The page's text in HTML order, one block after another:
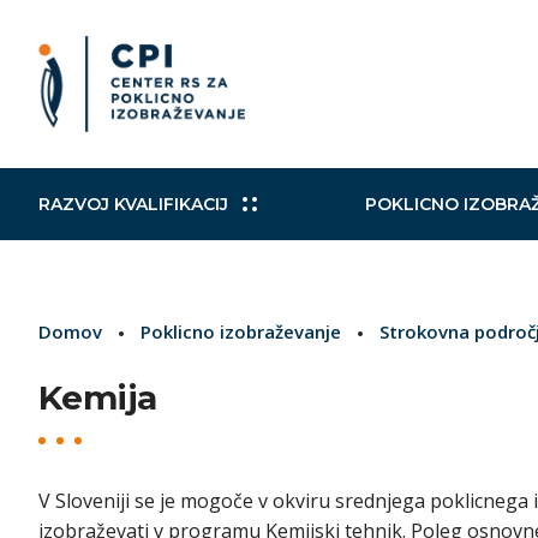
RAZVOJ KVALIFIKACIJ POKLICNO
Izobraževanje in usposabljanje
strokovnih delavcev
EuroSkills/SloveniaSkills
Finančni mehanizem EGP
Domov Poklicno izobraževanje Strokovna
Kemija
V Sloveniji se je mogoče v okviru srednjega
izobraževati v programu Kemijski tehnik. Poleg